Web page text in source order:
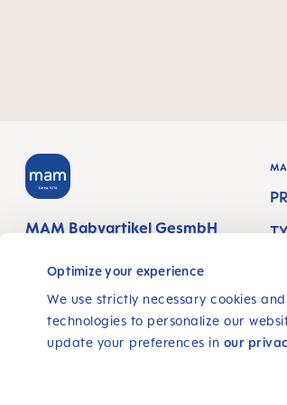
Optimize your experience
We use strictly necessary cookies
technologies to personalize our
update your preferences in our
MAM Babyartikel GesmbH
1160 Vienna
Austria
OBSERWUJ NAS